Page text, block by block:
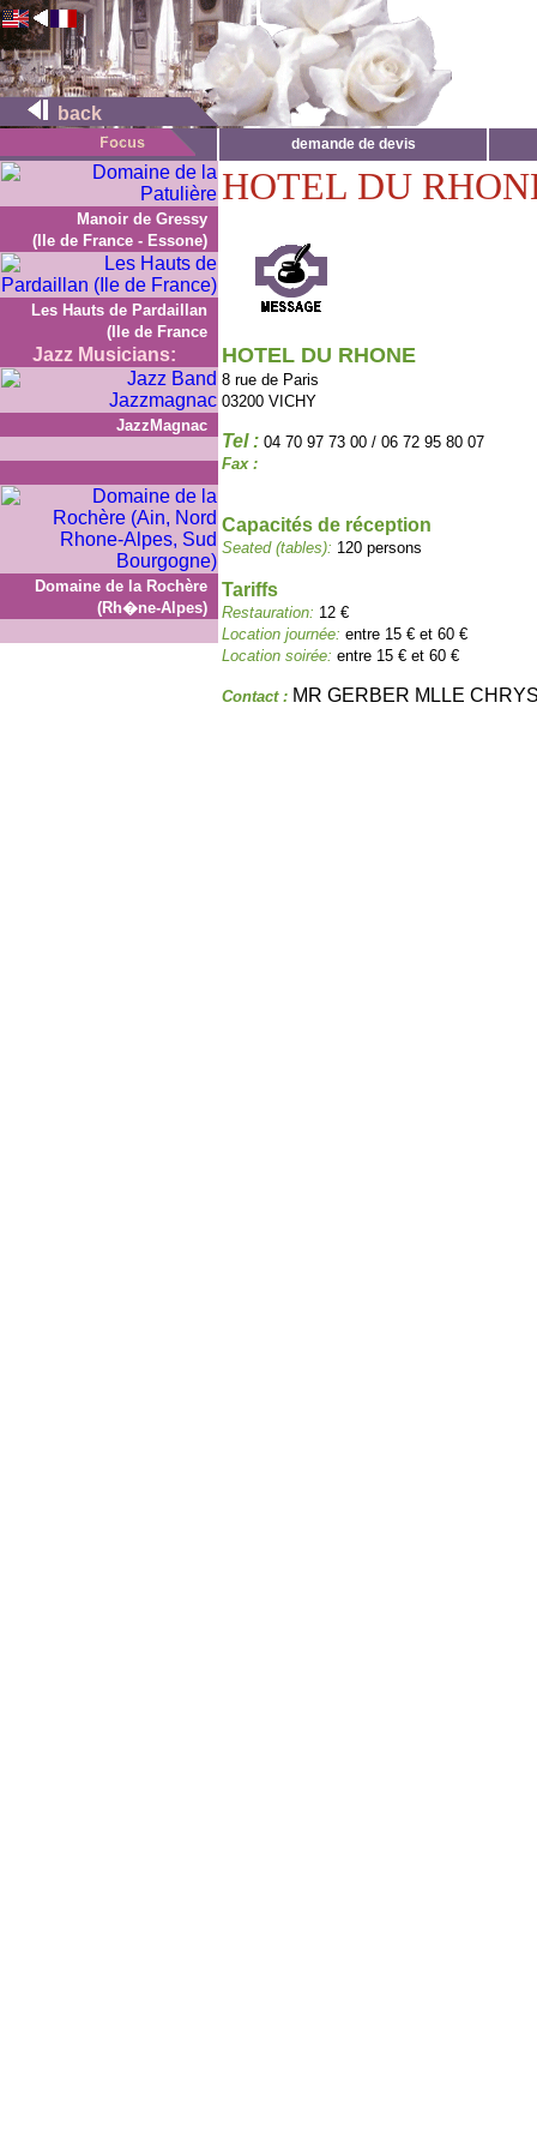
back
demande de devis
Manoir de Gressy
(Ile de France - Essone)
Les Hauts de Pardaillan
(Ile de France
Jazz Musicians:
JazzMagnac
Domaine de la Rochère
(Rh�ne-Alpes)
HOTEL DU
HOTEL DU RHONE
8 rue de Paris
03200 VICHY
Tel : 04 70 97 73 00 / 06 72 95 80 07
Fax :
Capacités de réception
Seated (tables): 120 persons
Tariffs
Restauration: 12 €
Location journée: entre 15 € et 60 €
Location soirée: entre 15 € et 60 €
Contact : MR GERBER MLLE